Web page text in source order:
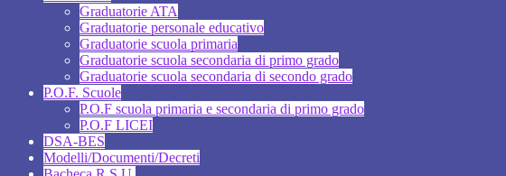
Graduatorie ATA
Graduatorie personale educativo
Graduatorie scuola primaria
Graduatorie scuola secondaria di primo grado
Graduatorie scuola secondaria di secondo grado
P.O.F. Scuole
P.O.F scuola primaria e secondaria di primo grado
P.O.F LICEI
DSA-BES
Modelli/Documenti/Decreti